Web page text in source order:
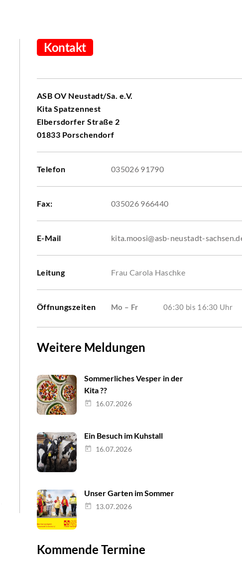
Kontakt
ASB OV Neustadt/Sa. e.V.
Kita Spatzennest
Elbersdorfer Straße 2
01833 Porschendorf
Telefon 035026 91790
Fax: 035026 966440
E-Mail kita.moosi@asb-neustadt-
Leitung Frau Carola Haschke
Öffnungszeiten Mo – Fr 06:30 bis 16:30 Uhr
Weitere Meldungen
Sommerliches Vesper in der
Kita ??
16.07.2026
Ein Besuch im Kuhstall
16.07.2026
Unser Garten im Sommer
13.07.2026
Kommende Termine